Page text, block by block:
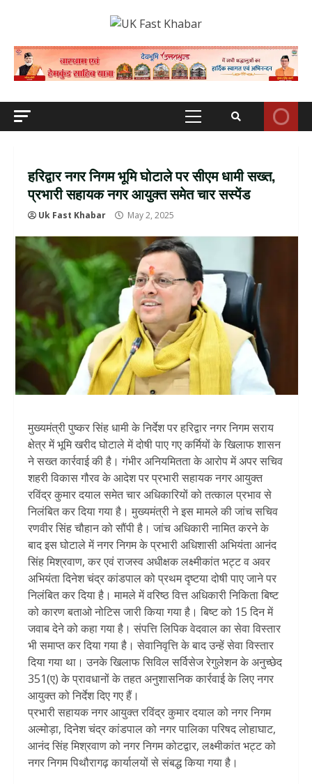
Primary
हरिद्वार नगर निगम भूमि घोटाले पर सीएम धामी सख्त,
प्रभारी सहायक नगर आयुक्त समेत चार सस्पेंड
Uk Fast Khabar May 2, 2025
मुख्यमंत्री पुष्कर सिंह धामी के निर्देश पर हरिद्वार नगर निगम सराय
क्षेत्र में भूमि खरीद घोटाले में दोषी पाए गए कर्मियों के खिलाफ शासन
ने सख्त कार्रवाई की है। गंभीर अनियमितता के आरोप में अपर सचिव
शहरी विकास गौरव के आदेश पर प्रभारी सहायक नगर आयुक्त
रविंद्र कुमार दयाल समेत चार अधिकारियों को तत्काल प्रभाव से
निलंबित कर दिया गया है। मुख्यमंत्री ने इस मामले की जांच सचिव
रणवीर सिंह चौहान को सौंपी है। जांच अधिकारी नामित करने के
बाद इस घोटाले में नगर निगम के प्रभारी अधिशासी अभियंता आनंद
सिंह मिश्रवाण, कर एवं राजस्व अधीक्षक लक्ष्मीकांत भट्ट व अवर
अभियंता दिनेश चंद्र कांडपाल को प्रथम दृष्टया दोषी पाए जाने पर
निलंबित कर दिया है। मामले में वरिष्ठ वित्त अधिकारी निकिता बिष्ट
को कारण बताओ नोटिस जारी किया गया है। बिष्ट को 15 दिन में
जवाब देने को कहा गया है। संपत्ति लिपिक वेदवाल का सेवा विस्तार
भी समाप्त कर दिया गया है। सेवानिवृत्ति के बाद उन्हें सेवा विस्तार
दिया गया था। उनके खिलाफ सिविल सर्विसेज रेगुलेशन के अनुच्छेद
351(ए) के प्रावधानों के तहत अनुशासनिक कार्रवाई के लिए नगर
आयुक्त को निर्देश दिए गए हैं।
प्रभारी सहायक नगर आयुक्त रविंद्र कुमार दयाल को नगर निगम
अल्मोड़ा, दिनेश चंद्र कांडपाल को नगर पालिका परिषद लोहाघाट,
आनंद सिंह मिश्रवाण को नगर निगम कोटद्वार, लक्ष्मीकांत भट्ट को
नगर निगम पिथौरागढ़ कार्यालयों से संबद्ध किया गया है।